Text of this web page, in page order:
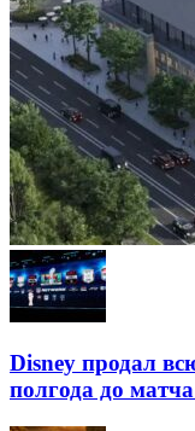
Disney продал
полгода до